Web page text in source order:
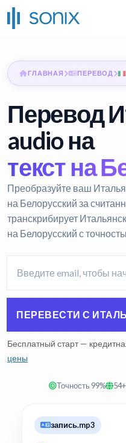
ГЛАВНАЯ ПЕРЕВОД
Перевод
audio на
текст на
Преобразуйте ваш
на Белорусский за
транскрибирует
на Белорусский с
ПЕРЕВЕСТИ С
Бесплатный старт —
цены
Точность 99%
запись.mp3